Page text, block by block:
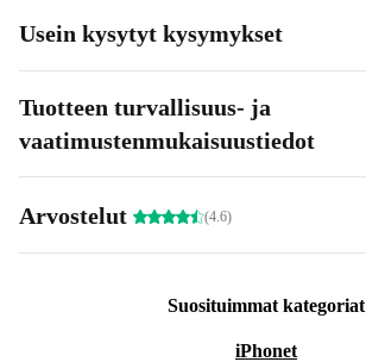
Usein kysytyt kysymykset
Tuotteen turvallisuus- ja
vaatimustenmukaisuustiedot
Arvostelut (4.6)
Suosituimmat kategoriat
iPhonet